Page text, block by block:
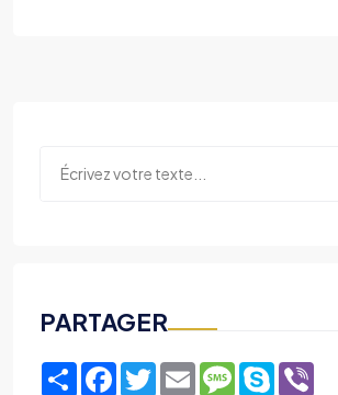
PARTAGER
ShareFacebook
TwitterEmailMessage
Skype